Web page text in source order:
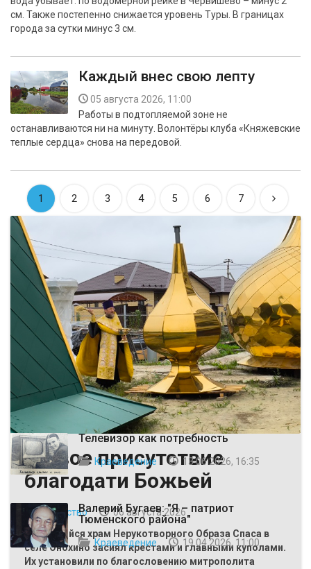
см. Также постепенно снижается уровень Туры. В границах
города за сутки минус 3 см.
Каждый внес свою лепту
05 августа 2026, 11:00
Работы в подтопляемой зоне не
останавливаются ни на минуту. Волонтёры клуба «Княжевские
теплые сердца» снова на передовой.
1 2 3 4 5 6 7
Живое присутствие
благодати Божьей
Общество
06 августа 2026
Строящийся храм Нерукотворного Образа Спаса в
селе Онохино засиял крестами и главными куполами.
Их установили по благословению митрополита
ВЫБОР РЕДАКЦИИ
Телевизор как потребность
Краеведение 13 06 2026, 16:35
Валерий Бугаев: "Я – патриот
Тюменского района"
Краеведение 19 04 2026, 11:00